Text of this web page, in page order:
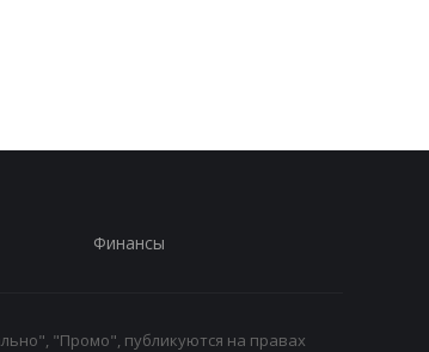
Финансы
"Промо", публикуются на правах